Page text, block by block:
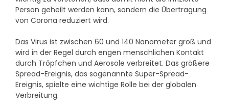
Person geheilt werden kann, sondern die Übertragung
von Corona reduziert wird.
Das Virus ist zwischen 60 und 140 Nanometer groß und
wird in der Regel durch engen menschlichen Kontakt
durch Tröpfchen und Aerosole verbreitet. Das größere
Spread-Ereignis, das sogenannte Super-Spread-
Ereignis, spielte eine wichtige Rolle bei der globalen
Verbreitung.